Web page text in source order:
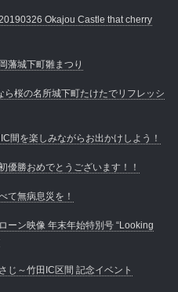
Okajou Castle that cherry
藩城下町雛まつり
桜の名所城下町たけたでリフレッシ
間を楽しみながらお出かけしよう！
優勝おめでとうございます！！
て無病息災を！
ーン映像 年末年始特別号 “Looking
じ～竹田IC区間 記念イベント